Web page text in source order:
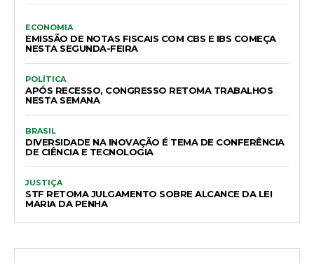
ECONOMIA
EMISSÃO DE NOTAS FISCAIS COM CBS E IBS COMEÇA
NESTA SEGUNDA-FEIRA
POLÍTICA
APÓS RECESSO, CONGRESSO RETOMA TRABALHOS
NESTA SEMANA
BRASIL
DIVERSIDADE NA INOVAÇÃO É TEMA DE CONFERÊNCIA
DE CIÊNCIA E TECNOLOGIA
JUSTIÇA
STF RETOMA JULGAMENTO SOBRE ALCANCE DA LEI
MARIA DA PENHA